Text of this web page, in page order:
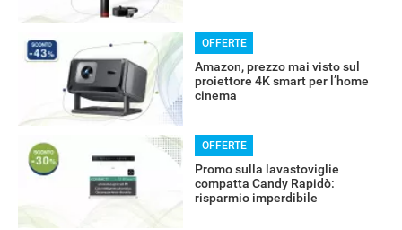
OFFERTE
Amazon, prezzo mai visto sul
proiettore 4K smart per l’home
cinema
OFFERTE
Promo sulla lavastoviglie
compatta Candy Rapidò:
risparmio imperdibile